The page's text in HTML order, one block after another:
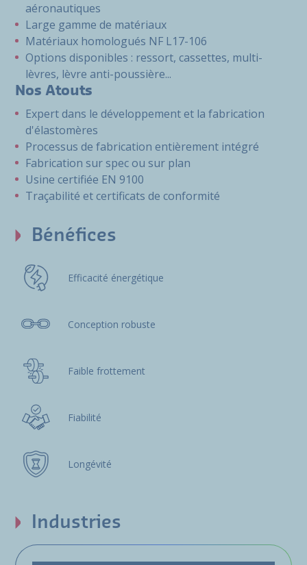
aéronautiques
Large gamme de matériaux
Matériaux homologués NF L17-106
Options disponibles : ressort, cassettes, multi-
lèvres, lèvre anti-poussière...
Nos Atouts
Expert dans le développement et la fabrication
d'élastomères
Processus de fabrication entièrement intégré
Fabrication sur spec ou sur plan
Usine certifiée EN 9100
Traçabilité et certificats de conformité
Bénéfices
Efficacité énergétique
Conception robuste
Faible frottement
Fiabilité
Longévité
Industries